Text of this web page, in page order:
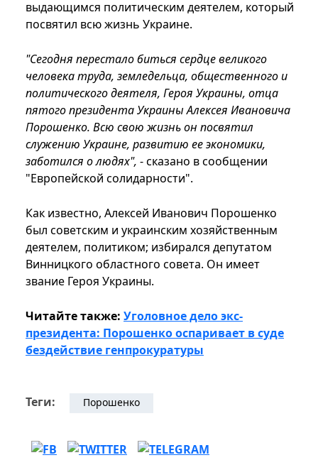
выдающимся политическим деятелем, который
посвятил всю жизнь Украине.
"Сегодня перестало биться сердце великого
человека труда, земледельца, общественного и
политического деятеля, Героя Украины, отца
пятого президента Украины Алексея Ивановича
Порошенко. Всю свою жизнь он посвятил
служению Украине, развитию ее экономики,
заботился о людях", - сказано в сообщении
"Европейской солидарности".
Как известно, Алексей Иванович Порошенко
был советским и украинским хозяйственным
деятелем, политиком; избирался депутатом
Винницкого областного совета. Он имеет
звание Героя Украины.
Читайте также: Уголовное дело экс-
президента: Порошенко оспаривает в суде
бездействие генпрокуратуры
Теги: Порошенко